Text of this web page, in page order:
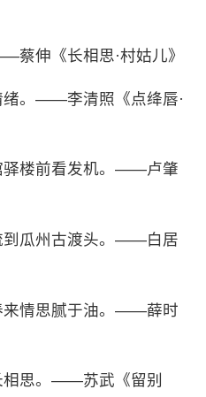
蔡伸《长相思·村姑儿》
绪。——李清照《点绛唇·
驿楼前看发机。——卢肇
到瓜州古渡头。——白居
来情思腻于油。——薛时
相思。——苏武《留别